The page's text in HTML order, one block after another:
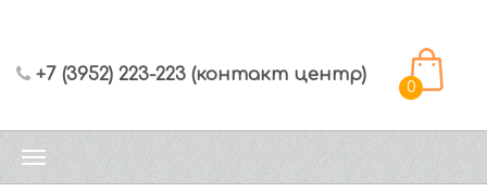
+7 (3952) 223-223 (контакт центр)
0